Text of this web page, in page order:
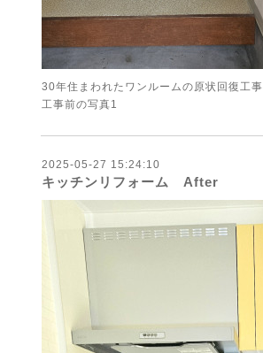
30年住まわれたワンルームの原状回復工事
工事前の写真1
2025-05-27 15:24:10
キッチンリフォーム After